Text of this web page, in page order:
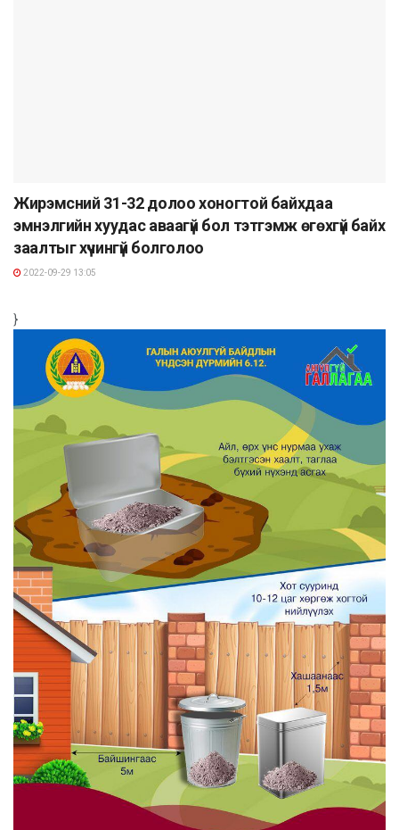
Жирэмсний 31-32 долоо хоногтой байхдаа
эмнэлгийн хуудас аваагүй бол тэтгэмж өгөхгүй байх
заалтыг хүчингүй болголоо
2022-09-29 13:05
}